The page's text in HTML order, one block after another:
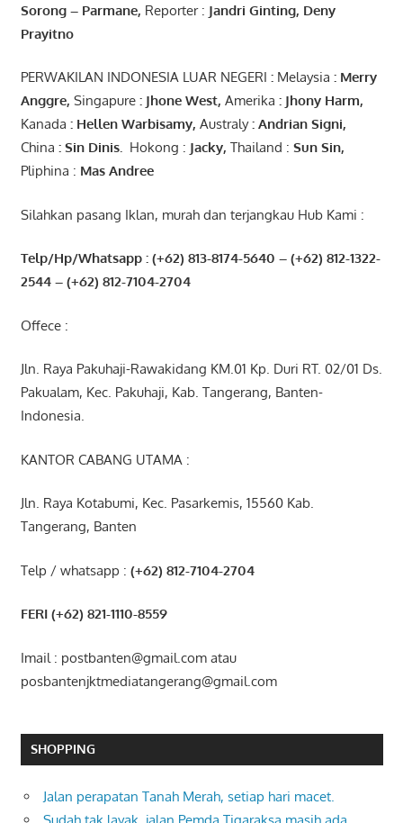
Sorong– Parmane, Reporter : Jandri Ginting, Deny
Prayitno
PERWAKILAN INDONESIA LUAR NEGERI : Melaysia : Merry
Anggre, Singapure: JhoneWest, Amerika : JhonyHarm,
Kanada : Hellen Warbisamy, Australy: Andrian Signi,
China : Sin Dinis. Hokong : Jacky, Thailand : Sun Sin,
Pliphina : Mas Andree
Silahkan pasang Iklan, murah dan terjangkau Hub Kami :
Telp/Hp/Whatsapp : (+62) 813-8174-5640 – (+62) 812-1322-
2544– (+62) 812-7104-2704
Offece :
Jln. Raya Pakuhaji-Rawakidang KM.01 Kp. Duri RT. 02/01 Ds.
Pakualam, Kec. Pakuhaji, Kab. Tangerang, Banten-
Indonesia.
KANTOR CABANG UTAMA :
Jln. Raya Kotabumi, Kec. Pasarkemis, 15560 Kab.
Tangerang, Banten
Telp / whatsapp : (+62) 812-7104-2704
FERI (+62) 821-1110-8559
Imail : postbanten@gmail.com atau
posbantenjktmediatangerang@gmail.com
SHOPPING
Jalan perapatan Tanah Merah, setiap hari macet.